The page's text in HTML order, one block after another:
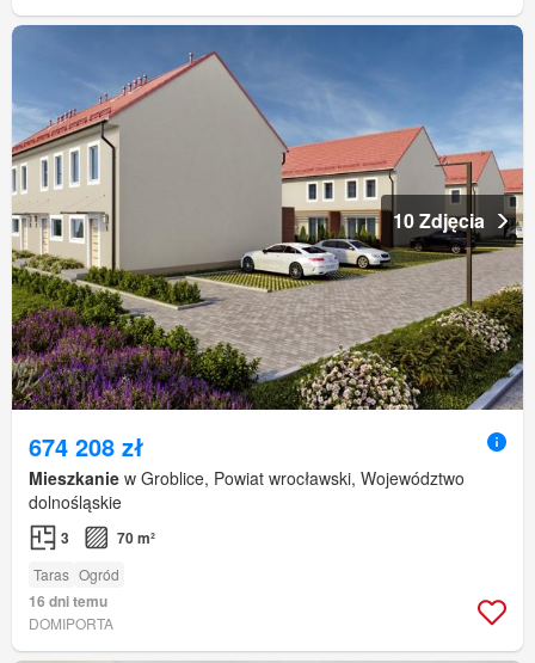
10 Zdjęcia
674 208 zł
Mieszkanie w Groblice, Powiat wrocławski, Województwo
dolnośląskie
3 70 m²
Taras Ogród
16 dni temu
DOMIPORTA